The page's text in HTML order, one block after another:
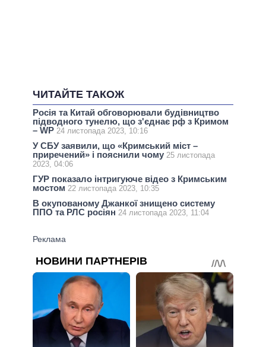
ЧИТАЙТЕ ТАКОЖ
Росія та Китай обговорювали будівництво
підводного тунелю, що з'єднає рф з Кримом
– WP 24 листопада 2023, 10:16
У СБУ заявили, що «Кримський міст –
приречений» і пояснили чому 25 листопада
2023, 04:06
ГУР показало інтригуюче відео з Кримським
мостом 22 листопада 2023, 10:35
В окупованому Джанкої знищено систему
ППО та РЛС росіян 24 листопада 2023, 11:04